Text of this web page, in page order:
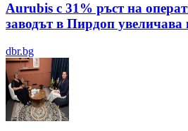
Aurubis с 31% ръст на
заводът в Пирдоп увеличава
dbr.bg